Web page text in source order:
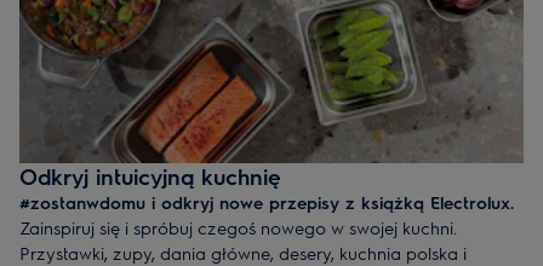
Odkryj intuicyjną kuchnię
#zostanwdomu i odkryj nowe przepisy z książką Electrolux.
Zainspiruj się i spróbuj czegoś nowego w swojej kuchni.
Przystawki, zupy, dania główne, desery, kuchnia polska i